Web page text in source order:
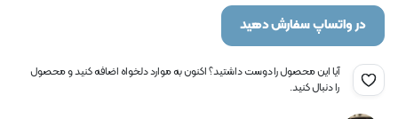
در واتساپ سفارش دهید
آیا این محصول را دوست داشتید؟ اکنون به موارد دلخواه اضافه کنید و محصول
را دنبال کنید.